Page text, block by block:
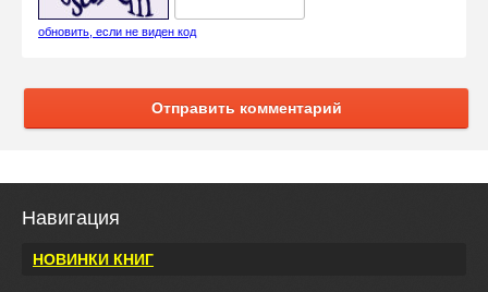
обновить, если не виден код
Отправить комментарий
Навигация
НОВИНКИ КНИГ